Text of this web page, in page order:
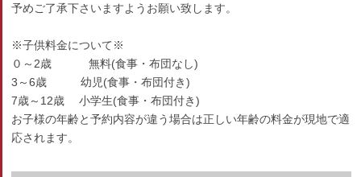
予めご了承下さいますようお願い致します。
※子供料金について※
０～2歳 無料(食事・布団なし)
3～6歳 幼児(食事・布団付き)
7歳～12歳 小学生(食事・布団付き)
お子様の年齢と予約内容が違う場合は正しい年齢の料金が現地で適
応されます。